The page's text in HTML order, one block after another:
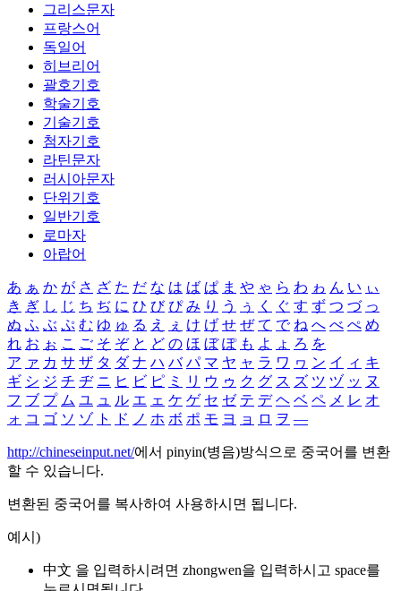
그리스문자
프랑스어
독일어
히브리어
괄호기호
학술기호
기술기호
첨자기호
라틴문자
러시아문자
단위기호
일반기호
로마자
아랍어
あ ぁ か が さ ざ た だ な は ば ぱ ま や ゃ ら わ ゎ ん い ぃ
き ぎ し じ ち ぢ に ひ び ぴ み り う ぅ く ぐ す ず つ づ っ
ぬ ふ ぶ ぷ む ゆ ゅ る え ぇ け げ せ ぜ て で ね へ べ ぺ め
れ お ぉ こ ご そ ぞ と ど の ほ ぼ ぽ も よ ょ ろ を
ア ァ カ サ ザ タ ダ ナ ハ バ パ マ ヤ ャ ラ ワ ヮ ン イ ィ キ
ギ シ ジ チ ヂ ニ ヒ ビ ピ ミ リ ウ ゥ ク グ ス ズ ツ ヅ ッ ヌ
フ ブ プ ム ユ ュ ル エ ェ ケ ゲ セ ゼ テ デ ヘ ベ ペ メ レ オ
ォ コ ゴ ソ ゾ ト ド ノ ホ ボ ポ モ ヨ ョ ロ ヲ ―
http://chineseinput.net/에서 pinyin(병음)방식으로 중국어를 변환
할 수 있습니다.
변환된 중국어를 복사하여 사용하시면 됩니다.
예시)
中文 을 입력하시려면 zhongwen을 입력하시고 space를